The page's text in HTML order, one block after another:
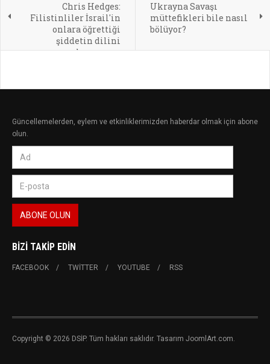
Chris Hedges:
Filistinliler İsrail'in
onlara öğrettiği
şiddetin dilini
konuşuyor
Ukrayna Savaşı
müttefikleri bile nasıl
bölüyor?
Güncellemelerden, eylem ve etkinliklerimizden haberdar olmak için abone
olun.
BIZI TAKIP EDIN
FACEBOOK TWITTER YOUTUBE RSS
Copyright © 2026 DSİP. Tüm hakları saklıdır. Tasarım JoomlArt.com.